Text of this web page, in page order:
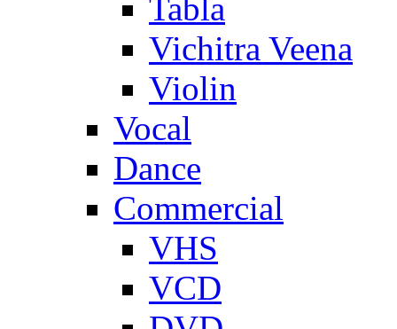
Tabla
Vichitra Veena
Violin
Vocal
Dance
Commercial
VHS
VCD